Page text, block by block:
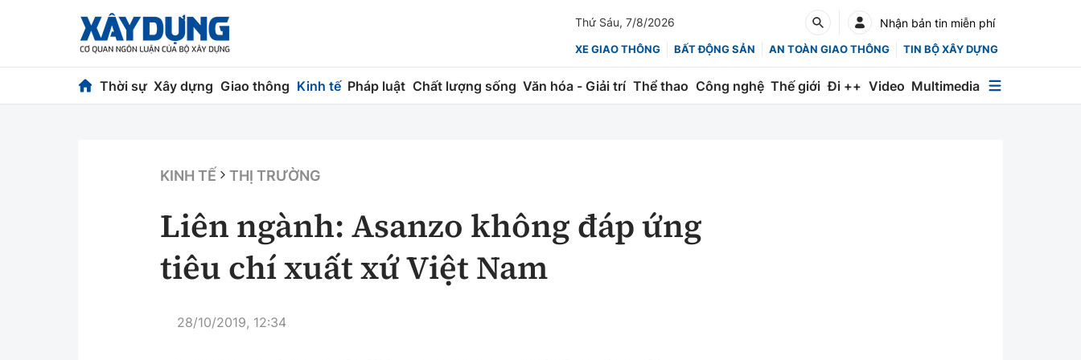
Thứ Sáu, 7/8/2026 Nhận bản tin miễn phí
XE GIAO THÔNG BẤT ĐỘNG SẢN AN TOÀN GIAO THÔNG TIN BỘ XÂY DỰNG
Thời sự Xây dựng Giao thông Kinh tế Pháp luật Chất lượng sống Văn hóa - Giải trí Thể thao Công nghệ Thế giới Đi ++ Video Multimedia
Chuyện dọc đường
Chỉ đạo điều hành
Vật liệu xây dựng
Giám định chất lượng
Hàng không
Đường sắt
Chứng khoán
KINH TẾ THỊ TRƯỜNG
Liên ngành: Asanzo không đáp ứng
tiêu chí xuất xứ Việt Nam
28/10/2019, 12:34